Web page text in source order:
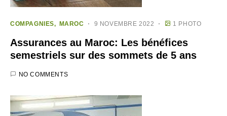
COMPAGNIES MAROC 9 NOVEMBRE 2022 1 PHOTO
Assurances au Maroc: Les bénéfices
semestriels sur des sommets de 5 ans
NO COMMENTS